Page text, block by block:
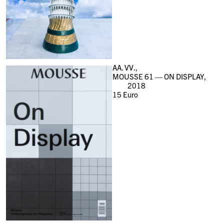
AA. VV.,
MOUSSE 61 — ON DISPLAY,
2018
15 Euro